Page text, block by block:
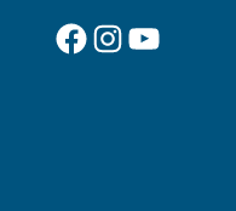
Facebook
Instagram
YouTube